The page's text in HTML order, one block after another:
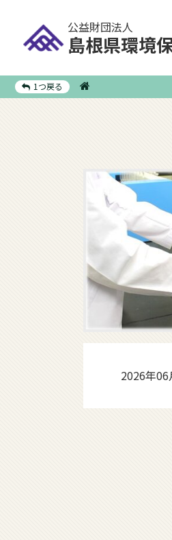
公益財団法人
島根県環境
1つ戻る
2026年06
2026年06